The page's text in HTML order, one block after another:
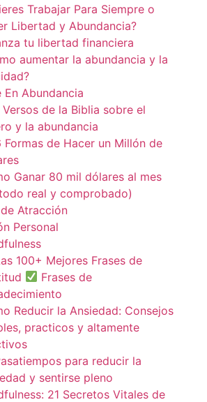
Trabajar Para Siempre o
Libertad y Abundancia?
tu libertad financiera
aumentar la abundancia y la
En Abundancia
de la Biblia sobre el
y la abundancia
Formas de Hacer un Millón de
Ganar 80 mil dólares al mes
real y comprobado)
Atracción
Personal
100+ Mejores Frases de
Frases de
Reducir la Ansiedad: Consejos
practicos y altamente
para reducir la
y sentirse pleno
21 Secretos Vitales de